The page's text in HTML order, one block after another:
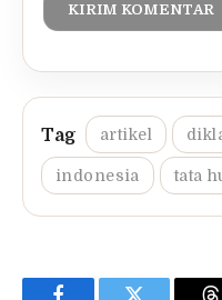
artikel
indonesia tata